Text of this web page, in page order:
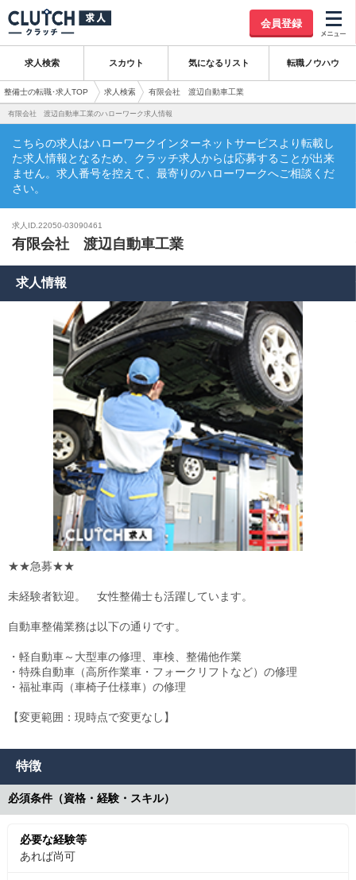
会員登録
求人検索 スカウト 気になるリスト 転職ノウハウ
整備士の転職･求人TOP 求人検索 有限会社 渡辺自動車工業
有限会社 渡辺自動車工業のハローワーク求人情報
こちらの求人はハローワークインターネットサービスより転載し
た求人情報となるため、クラッチ求人からは応募することが出来
ません。求人番号を控えて、最寄りのハローワークへご相談くだ
さい。
求人ID.22050-03090461
有限会社 渡辺自動車工業
求人情報
★★急募★★
未経験者歓迎。 女性整備士も活躍しています。
自動車整備業務は以下の通りです。
・軽自動車～大型車の修理、車検、整備他作業
・特殊自動車（高所作業車・フォークリフトなど）の修理
・福祉車両（車椅子仕様車）の修理
【変更範囲：現時点で変更なし】
特徴
必須条件（資格・経験・スキル）
必要な経験等
あれば尚可